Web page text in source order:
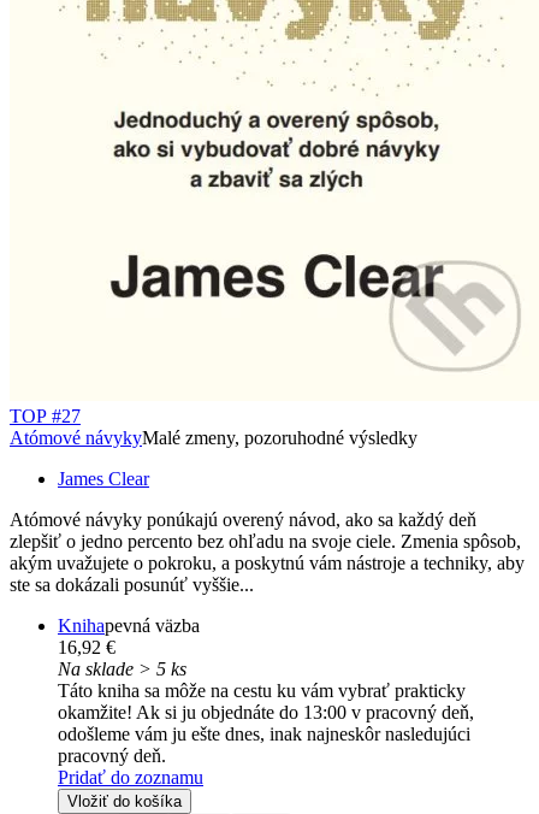
TOP #27
Atómové návykyMalé zmeny, pozoruhodné výsledky
James Clear
Atómové návyky ponúkajú overený návod, ako sa každý deň
zlepšiť o jedno percento bez ohľadu na svoje ciele. Zmenia spôsob,
akým uvažujete o pokroku, a poskytnú vám nástroje a techniky, aby
ste sa dokázali posunúť vyššie...
Knihapevná väzba
16,92 €
Na sklade > 5 ks
Táto kniha sa môže na cestu ku vám vybrať prakticky
okamžite! Ak si ju objednáte do 13:00 v pracovný deň,
odošleme vám ju ešte dnes, inak najneskôr nasledujúci
pracovný deň.
Pridať do zoznamu
Vložiť do košíka